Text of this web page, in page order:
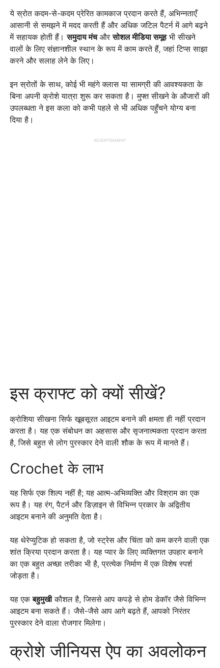
ये स्रोत कदम-से-कदम प्रेरित कामकाज प्रदान करते हैं, अभिन्नताएँ
आसानी से समझने में मदद करती हैं और अधिक जटिल पैटर्न में आगे बढ़ने
में सहायक होती हैं।समुदाय मंचऔरसोशल मीडिया समूहभी सीखने
वालों के लिए संज्ञानशील स्थान के रूप में काम करते हैं, जहां टिप्स साझा
करने और सलाह लेने के लिए।
इन स्रोतों के साथ, कोई भी महंगे क्लास या सामग्री की आवश्यकता के
बिना अपनी क्रोशे यात्रा शुरू कर सकता है। मुफ्त सीखने के औजारों की
उपलब्धता ने इस कला को कभी पहले से भी अधिक पहुँचने योग्य बना
दिया है।
ADVERTISEMENT
इस क्राफ्ट को क्यों सीखें?
क्रोशिया सीखना सिर्फ खूबसूरत आइटम बनाने की क्षमता ही नहीं प्रदान
करता है। यह एक संबोधन का अहसास और सृजनात्मकता प्रदान करता
है, जिसे बहुत से लोग पुरस्कार देने वाली शौक के रूप में मानते हैं।
Crochet के लाभ
यह सिर्फ एक शिल्प नहीं है; यह आत्म-अभिव्यक्ति और विश्राम का एक
रूप है। यह रंग, पैटर्न और डिज़ाइन से विभिन्न प्रकार के अद्वितीय
आइटम बनाने की अनुमति देता है।
यह थेरेप्युटिक हो सकता है, जो स्ट्रेस और चिंता को कम करने वाली एक
शांत क्रिया प्रदान करता है। यह प्यार के लिए व्यक्तिगत उपहार बनाने
का एक बहुत अच्छा तरीका भी है, प्रत्येक निर्माण में एक विशेष स्पर्श
जोड़ता है।
यह एकबहुमुखीकौशल है, जिससे आप कपड़े से होम डेकॉर जैसे विभिन्न
आइटम बना सकते हैं। जैसे-जैसे आप आगे बढ़ते हैं, आपको निरंतर
पुरस्कार देने वाला रोजगार मिलेगा।
क्रोशे जीनियस ऐप का अवलोकन